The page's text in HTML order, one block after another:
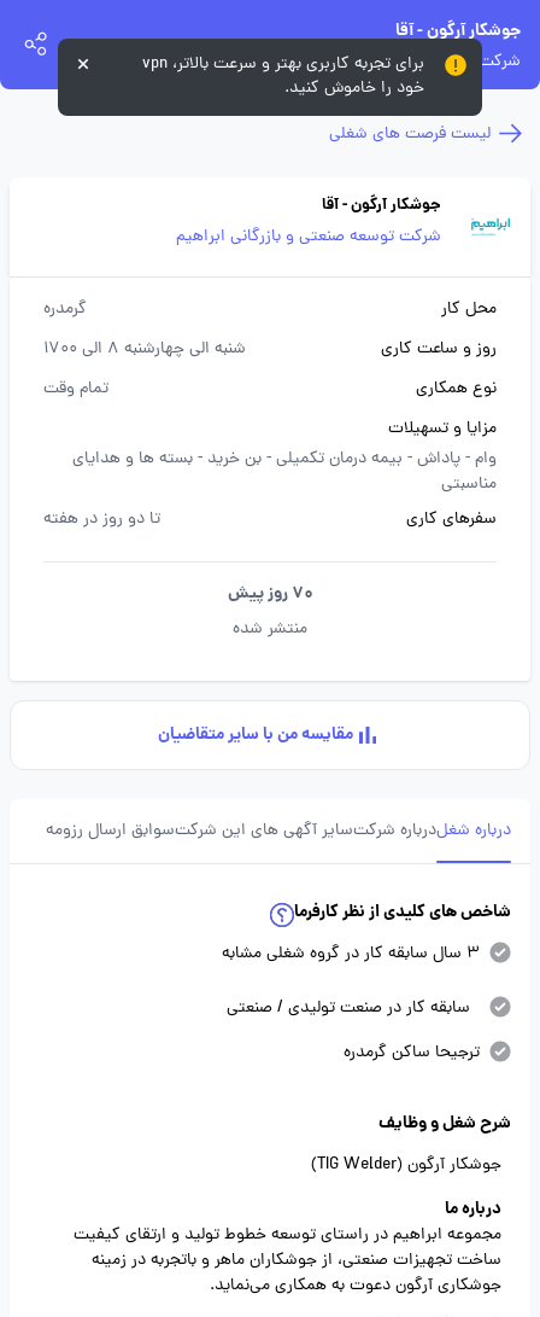
جوشکار آرگون - آقا
شرکت توسعه صنعتی و بازرگانی ابراهیم
لیست فرصت های شغلی
جوشکار آرگون - آقا
شرکت توسعه صنعتی و بازرگانی ابراهیم
محل کار
گرمدره
روز و ساعت کاری
شنبه الی چهارشنبه 8 الی 1700
نوع همکاری
تمام وقت
مزایا و تسهیلات
وام -پاداش - بیمه درمان تکمیلی -بن خرید -بسته ها و هدایای
مناسبتی
سفرهای کاری
تا دو روز در هفته
70 روز پیش
منتشر شده
مقایسه من با سایر متقاضیان
درباره شغلدرباره شرکتسایر آگهی های این شرکتسوابق ارسال رزومه
شاخص های کلیدی از نظر کارفرما
3 سال سابقه کار در گروه شغلی مشابه
سابقه کار در صنعت تولیدی / صنعتی
ترجیحا ساکن گرمدره
شرح شغل و وظایف
جوشکار آرگون (TIG Welder)
درباره ما
مجموعه ابراهیم در راستای توسعه خطوط تولید و ارتقای کیفیت
ساخت تجهیزات صنعتی، از جوشکاران ماهر و باتجربه در زمینه
جوشکاری آرگون دعوت به همکاری می‌نماید.
برای تجربه کاربری بهتر و سرعت بالاتر، vpn
خود را خاموش کنید.